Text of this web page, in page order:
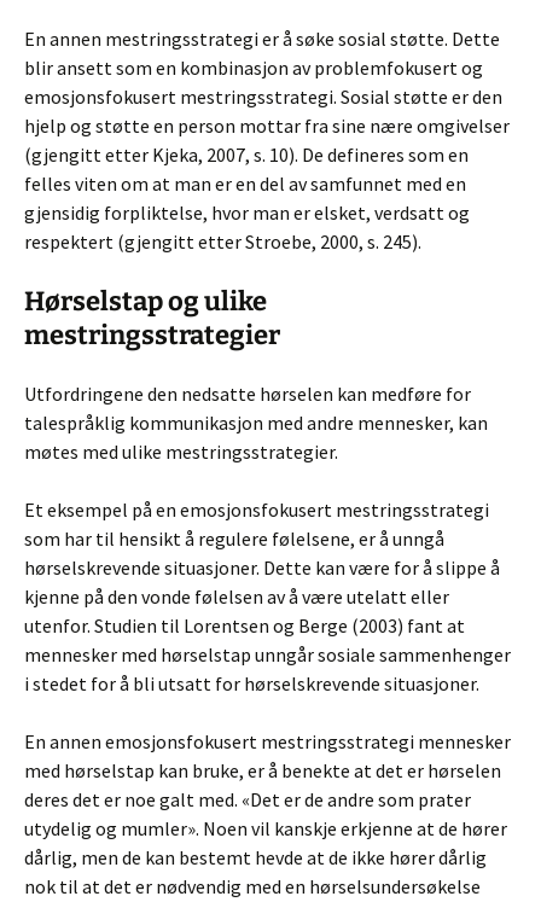
En annen mestringsstrategi er å søke sosial støtte. Dette
blir ansett som en kombinasjon av problemfokusert og
emosjonsfokusert mestringsstrategi. Sosial støtte er den
hjelp og støtte en person mottar fra sine nære omgivelser
(gjengitt etter Kjeka, 2007, s. 10). De defineres som en
felles viten om at man er en del av samfunnet med en
gjensidig forpliktelse, hvor man er elsket, verdsatt og
respektert (gjengitt etter Stroebe, 2000, s. 245).
Hørselstap og ulike
mestringsstrategier
Utfordringene den nedsatte hørselen kan medføre for
talespråklig kommunikasjon med andre mennesker, kan
møtes med ulike mestringsstrategier.
Et eksempel på en emosjonsfokusert mestringsstrategi
som har til hensikt å regulere følelsene, er å unngå
hørselskrevende situasjoner. Dette kan være for å slippe å
kjenne på den vonde følelsen av å være utelatt eller
utenfor. Studien til Lorentsen og Berge (2003) fant at
mennesker med hørselstap unngår sosiale sammenhenger
i stedet for å bli utsatt for hørselskrevende situasjoner.
En annen emosjonsfokusert mestringsstrategi mennesker
med hørselstap kan bruke, er å benekte at det er hørselen
deres det er noe galt med. «Det er de andre som prater
utydelig og mumler». Noen vil kanskje erkjenne at de hører
dårlig, men de kan bestemt hevde at de ikke hører dårlig
nok til at det er nødvendig med en hørselsundersøkelse